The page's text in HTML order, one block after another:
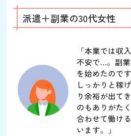
派遣＋副業の30代女性
「本業では収
不安で…。副
を始めたので
しっかりと稼
り余裕が出て
のもありがた
合わせて働け
います。」